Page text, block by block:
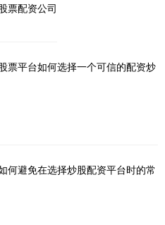
票配资公司
票平台如何选择一个可信的配资炒
何避免在选择炒股配资平台时的常